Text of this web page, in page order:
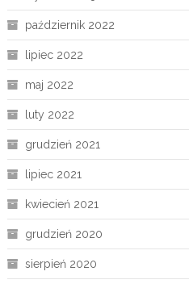
październik 2022
lipiec 2022
maj 2022
luty 2022
grudzień 2021
lipiec 2021
kwiecień 2021
grudzień 2020
sierpień 2020